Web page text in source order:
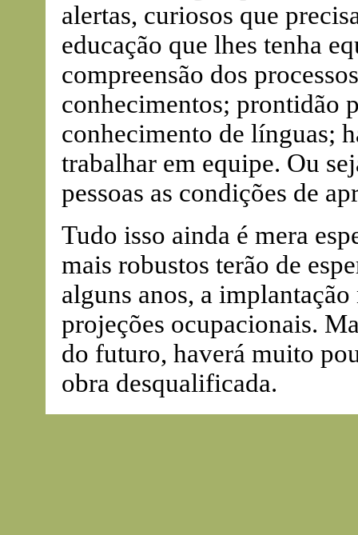
alertas, curiosos que
educação que lhes tenha
compreensão dos
conhecimentos; prontidão
conhecimento de línguas;
trabalhar em equipe. Ou
pessoas as condições de
Tudo isso ainda é mera
mais robustos terão de
alguns anos, a
projeções ocupacionais.
do futuro, haverá muito
obra desqualificada.